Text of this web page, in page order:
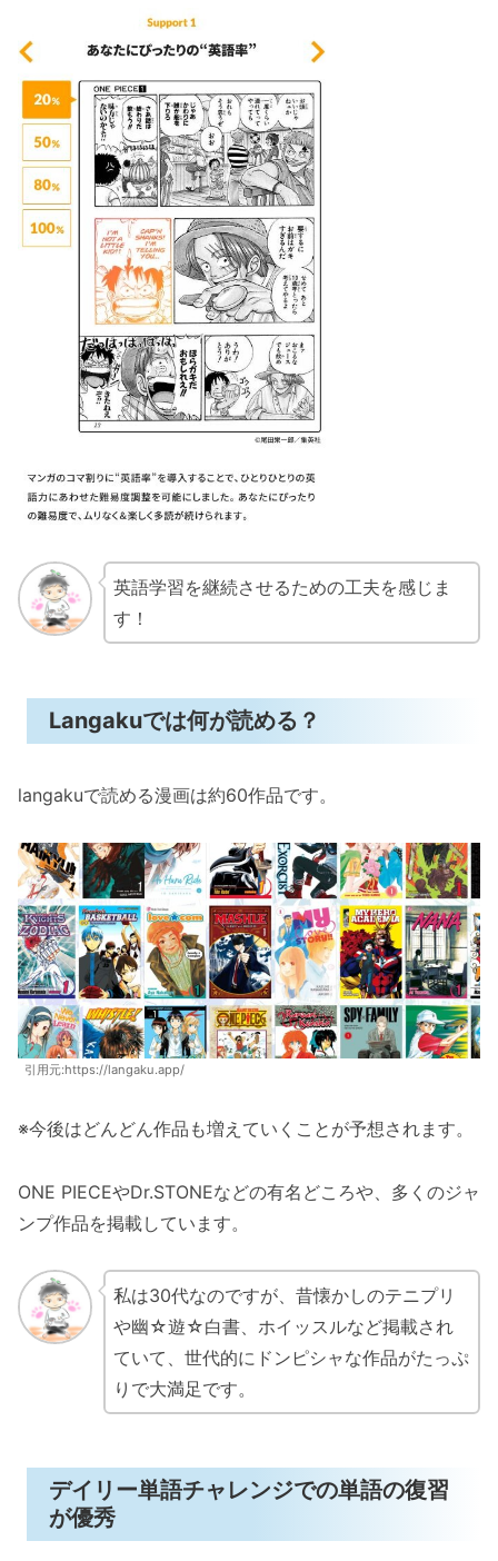
英語学習を継続させるための工夫を感じま
す！
Langakuでは何が読める？
langakuで読める漫画は約60作品です。
引用元:https://langaku.app/
※今後はどんどん作品も増えていくことが予想されます。
ONE PIECEやDr.STONEなどの有名どころや、多くのジャ
ンプ作品を掲載しています。
私は30代なのですが、昔懐かしのテニプリ
や幽☆遊☆白書、ホイッスルなど掲載され
ていて、世代的にドンピシャな作品がたっぷ
りで大満足です。
デイリー単語チャレンジでの単語の復習
が優秀